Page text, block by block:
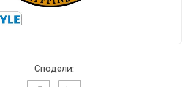
Сподели: